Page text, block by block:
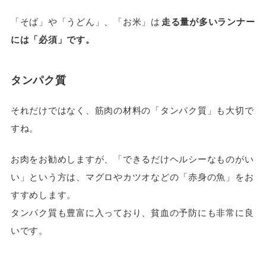
「そば」や「うどん」、「お米」は 走る量が多いランナー
には「必須」です。
タンパク質
それだけではなく、筋肉の材料の「タンパク質」も大切で
すね。
お肉をお勧めしますが、「できるだけヘルシーなものがい
い」という方は、マグロやカツオなどの「赤身の魚」をお
すすめします。
タンパク質も豊富に入っており、貧血の予防にも非常に良
いです。